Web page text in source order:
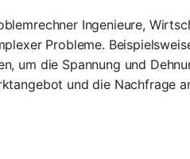
Ingenieure,
Probleme.
um die Spannung und
und die Nachfrage